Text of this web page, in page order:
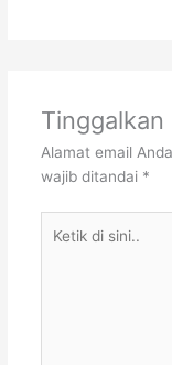
Tinggalkan
Alamat email
wajib ditandai *